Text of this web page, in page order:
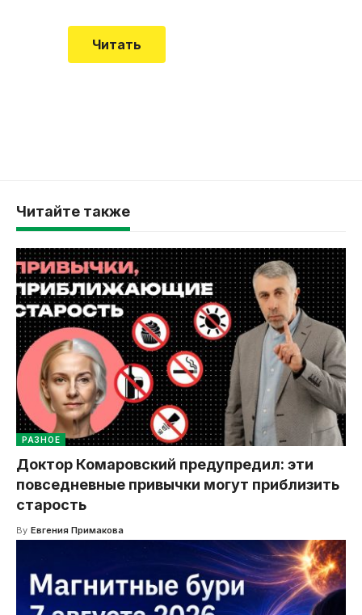
Читать
Читайте также
РАЗНОЕ
Доктор Комаровский предупредил: эти
повседневные привычки могут приблизить
старость
By Евгения Примакова